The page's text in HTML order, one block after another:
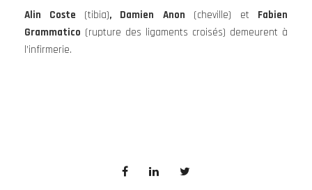
Alin Coste (tibia), Damien Anon (cheville) et Fabien
Grammatico (rupture des ligaments croisés) demeurent à
l’infirmerie.